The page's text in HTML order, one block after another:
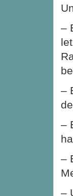
–
–
–
–
–